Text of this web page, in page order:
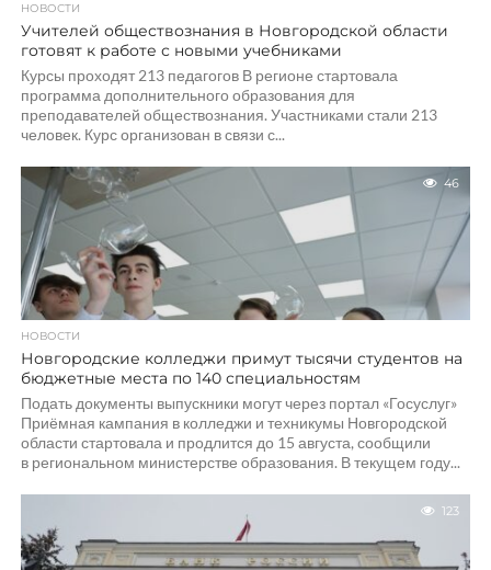
НОВОСТИ
Учителей обществознания в Новгородской области
готовят к работе с новыми учебниками
Курсы проходят 213 педагогов В регионе стартовала
программа дополнительного образования для
преподавателей обществознания. Участниками стали 213
человек. Курс организован в связи с...
46
НОВОСТИ
Новгородские колледжи примут тысячи студентов на
бюджетные места по 140 специальностям
Подать документы выпускники могут через портал «Госуслуг»
Приёмная кампания в колледжи и техникумы Новгородской
области стартовала и продлится до 15 августа, сообщили
в региональном министерстве образования. В текущем году...
123